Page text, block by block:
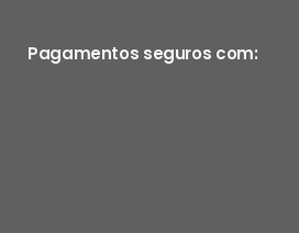
Pagamentos seguros com: